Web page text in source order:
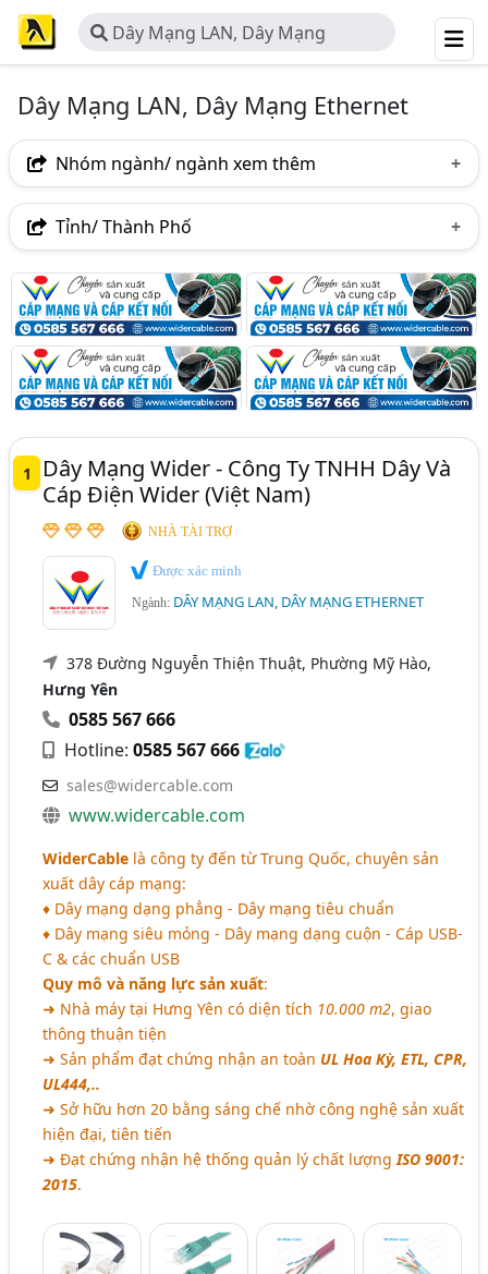
Dây Mạng LAN, Dây Mạng
Ethernet
Dây Mạng LAN, Dây Mạng Ethernet
Nhóm ngành/ ngành xem thêm
Ngành nghề
Ngành xem thêm
Dây Cáp Điện - Dây Điện Và Cáp Điện (680)
Cáp Viễn Thông (130)
Cáp Truyền Thông Tin Và Dữ Liệu (35)
Tỉnh/ Thành Phố
Hà Nội TP. Hồ Chí Minh (TPHCM)
Tp. Đà Nẵng
Bắc Ninh
Hưng Yên
1
Dây Mạng Wider - Công Ty TNHH Dây Và
Cáp Điện Wider (Việt Nam)
NHÀ TÀI TRỢ
Được xác minh
Ngành: DÂY MẠNG LAN, DÂY MẠNG ETHERNET
378 Đường Nguyễn Thiện Thuật, Phường Mỹ Hào,
Hưng Yên
0585 567 666
Hotline:0585 567 666
sales@widercable.com
www.widercable.com
WiderCable là công ty đến từ Trung Quốc, chuyên sản
xuất dây cáp mạng:
♦ Dây mạng dạng phẳng - Dây mạng tiêu chuẩn
♦ Dây mạng siêu mỏng - Dây mạng dạng cuộn - Cáp USB-
C & các chuẩn USB
Quy mô và năng lực sản xuất:
➜ Nhà máy tại Hưng Yên có diện tích 10.000 m2, giao
thông thuận tiện
➜ Sản phẩm đạt chứng nhận an toàn UL Hoa Kỳ, ETL, CPR,
UL444,..
➜ Sở hữu hơn 20 bằng sáng chế nhờ công nghệ sản xuất
hiện đại, tiên tiến
➜ Đạt chứng nhận hệ thống quản lý chất lượngISO 9001:
2015.